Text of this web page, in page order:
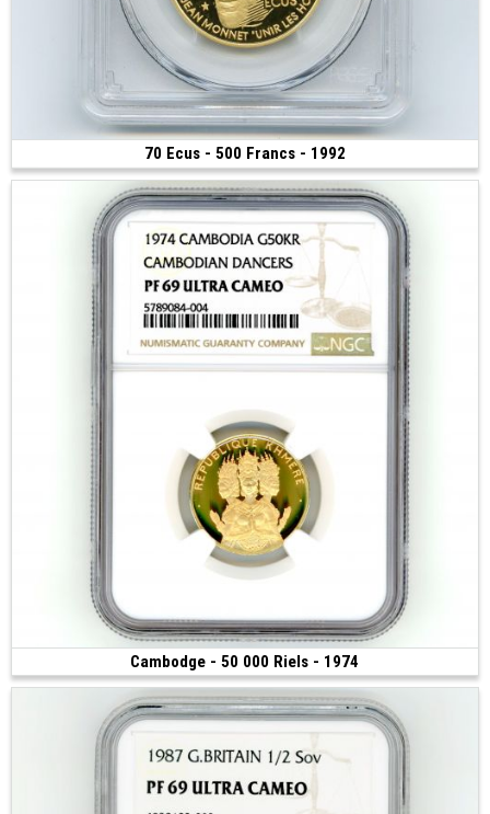
70 Ecus - 500 Francs - 1992
(1992 • Pessac • 17.00 g • 31 mm)
Cambodge - 50 000 Riels - 1974
(1974 • 6.71 g • 34 mm)